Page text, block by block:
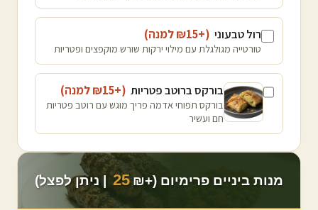
רול טבעוני (+₪
15 למנה)
טורטייה מגולגלת עם מילוי ירקות שורש מוקפצים ופטריות
בורקס ברוטב פטריות (+₪
15 למנה)
בורקס תפוחי אדמה פריך מוגש עם רוטב פטריות
חם ועשיר
מנות ביניים פרימיום (+₪ 25 | ניתן לפצל)